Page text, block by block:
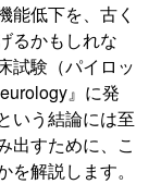
能低下を、古く
るかもしれな
試験（パイロッ
』に発
いう結論には至
出すために、こ
解説します。